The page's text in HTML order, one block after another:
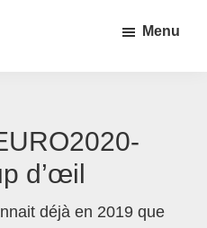
Menu
d’œil
déjà en 2019 que